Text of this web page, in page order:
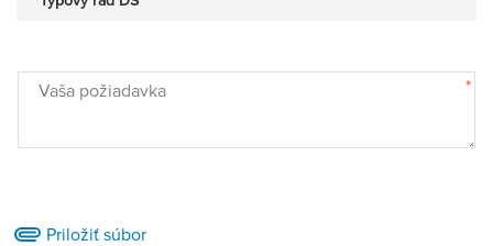
Vaša požiadavka *
Priložiť súbor